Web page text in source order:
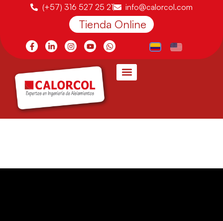
(+57) 316 527 25 21 info@calorcol.com
Tienda Online